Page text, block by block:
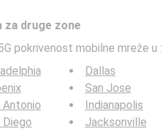
za druge zone
pokrivenost mobilne mreže u :
Antonio
Diego
Dallas
San Jose
Indianapolis
Jacksonville